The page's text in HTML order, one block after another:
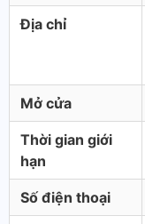
Địa chỉ
Mở cửa
Thời gian giới
hạn
Số điện thoại